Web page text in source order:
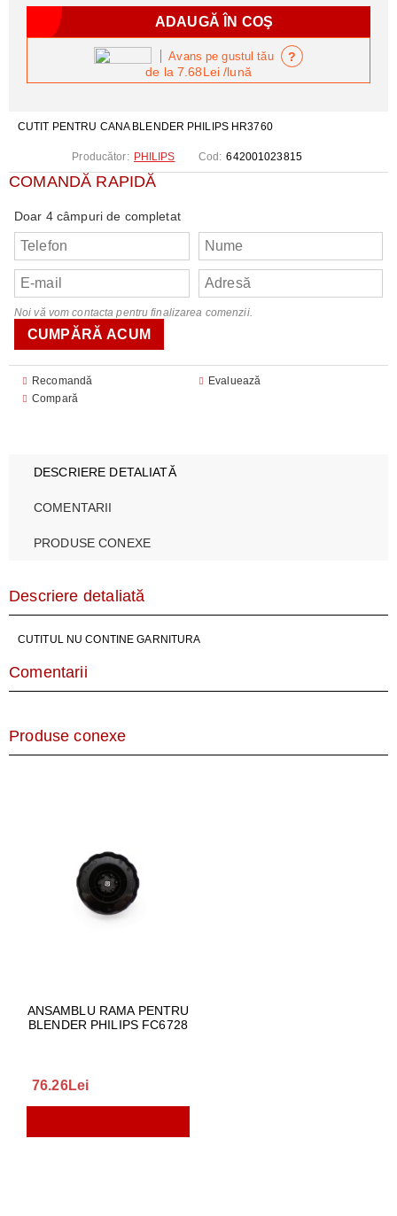
CUTIT PENTRU CANA BLENDER PHILIPS HR3760
Producător: PHILIPS Cod: 642001023815
COMANDĂ RAPIDĂ
Doar 4 câmpuri de completat
Noi vă vom contacta pentru finalizarea comenzii.
Recomandă
Evaluează
Compară
de la 7.68Lei/lună
Avans pe gustul tău ?
DESCRIERE DETALIATĂ
COMENTARII
PRODUSE CONEXE
Descriere detaliată
CUTITUL NU CONTINE GARNITURA
Comentarii
Produse conexe
ANSAMBLU RAMA PENTRU
BLENDER PHILIPS FC6728
76.26Lei